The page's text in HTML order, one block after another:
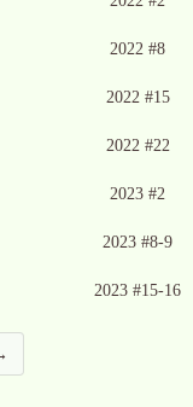
2022 #8
2022 #15
2022 #22
2023 #2
2023 #8-9
2023 #15-16